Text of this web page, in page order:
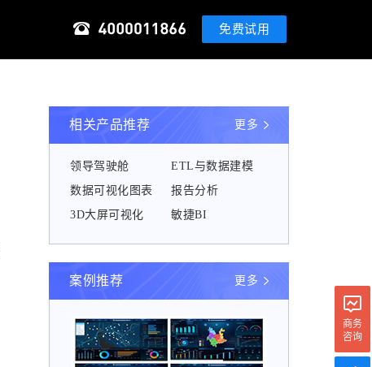
免费试用
相关产品推荐 更多
领导驾驶舱
ETL与数据建模
数据可视化图表
报告分析
3D大屏可视化
敏捷BI
案例推荐 更多
商务
咨询